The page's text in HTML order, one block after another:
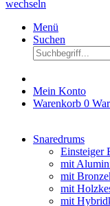
Menü
Suchen
Mein Konto
Warenkorb 0
Snaredrums
Einsteiger
mit
mit
mit
mit